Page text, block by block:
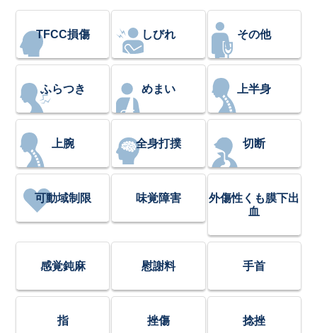
TFCC損傷 しびれ その他
ふらつき めまい 上半身
上腕 全身打撲 切断
可動域制限 味覚障害
外傷性くも膜下出
血
感覚鈍麻 慰謝料 手首
指 挫傷 捻挫